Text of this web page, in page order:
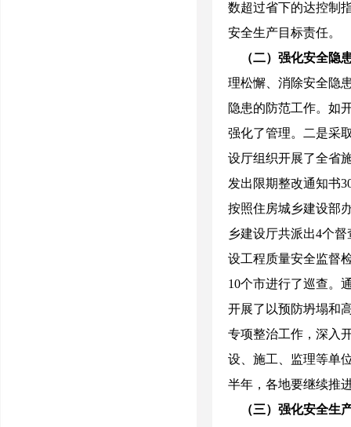
数超过省下的达控制
安全生产目标责任。
（二）强化安全隐
理松懈、消除安全隐
隐患的防范工作。如
强化了管理。二是采
设厅组织开展了全省
发出限期整改通知书
按照住房城乡建设部
乡建设厅共派出4个督
设工程质量安全监督
10个市进行了巡查。
开展了以预防坍塌和
专项整治工作，深入
设、施工、监理等单
半年，各地要继续推
（三）强化安全生